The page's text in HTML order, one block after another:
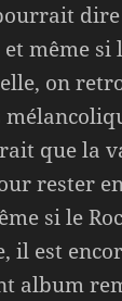
même si
on
que la
rester
si le
il est
album